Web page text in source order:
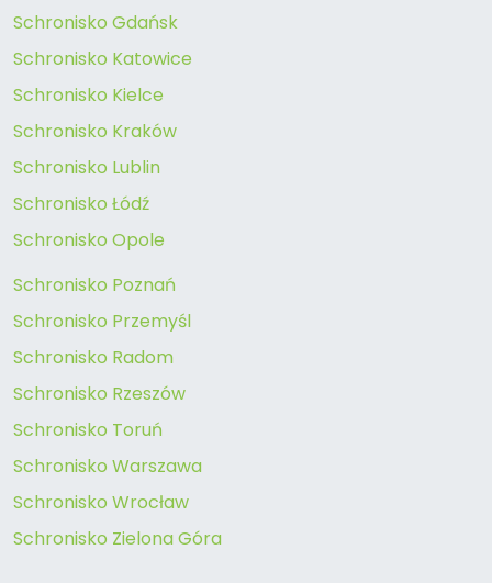
Schronisko Gdańsk
Schronisko Katowice
Schronisko Kielce
Schronisko Kraków
Schronisko Lublin
Schronisko Łódź
Schronisko Opole
Schronisko Poznań
Schronisko Przemyśl
Schronisko Radom
Schronisko Rzeszów
Schronisko Toruń
Schronisko Warszawa
Schronisko Wrocław
Schronisko Zielona Góra